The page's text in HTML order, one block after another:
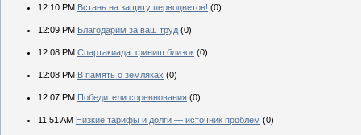
12:10 PM Встань на защиту первоцветов! (0)
12:09 PM Благодарим за ваш труд (0)
12:08 PM Спартакиада: финиш близок (0)
12:08 PM В память о земляках (0)
12:07 PM Победители соревнования (0)
11:51 AM Низкие тарифы и долги — источник проблем (0)